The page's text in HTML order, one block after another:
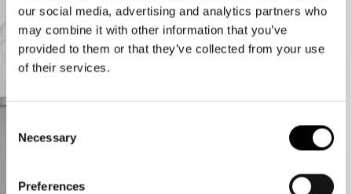
our social media, advertising and analytics partners who
may combine it with other information that you’ve
provided to them or that they’ve collected from your use
of their services.
Selection
Necessary
Preferences